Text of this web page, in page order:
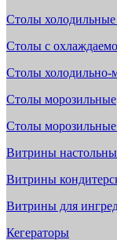
Столы холодильные
Столы с
Столы холодильно-
Столы морозильные
Столы морозильные
Витрины
Витрины
Витрины для
Кегераторы